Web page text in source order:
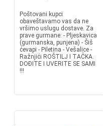
Poštovani kupci
obaveštavamo vas da ne
vršimo uslugu dostave. Za
prave gurmane: - Pljeskavica
(gurmanska, punjena) - Šiš
ćevapi - Piletina - Vešalice -
Ražnjići ROŠTILJ I TAČKA.
DOĐITE I UVERITE SE SAMI
!!!